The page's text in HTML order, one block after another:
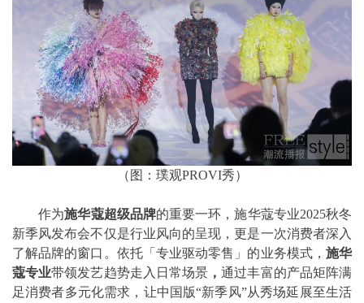
（图：璞观PROVI秀）
作为施华蔻超级品牌的重要一环，施华蔻专业2025秋冬
新季风发布会不仅是行业风向的呈现，更是一次消费者深入
了解品牌的窗口。依托「专业驱动零售」的业务模式， 施华
蔻专业带领发艺趋势走入日常场景 ，通过丰富的产品矩阵满
足消费者多元化需求，让中国版“新季风”从秀场延展至生活